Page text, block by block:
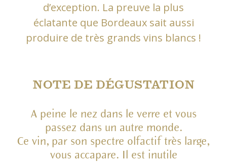
d’exception. La preuve la plus
éclatante que Bordeaux sait aussi
produire de très grands vins blancs !
NOTE DE DÉGUSTATION
A peine le nez dans le verre et vous
passez dans un autre monde.
Ce vin, par son spectre olfactif très large,
vous accapare. Il est inutile